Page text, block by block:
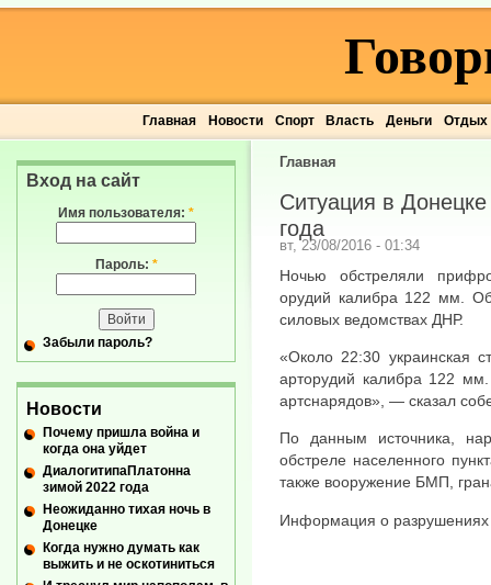
Главная Новости Спорт Власть Деньги Отдых
Главная
Ситуация в Донецке
года
вт, 23/08/2016 - 01:34
Ночью обстреляли
орудий калибра 122 мм.
силовых ведомствах ДНР.
«Около 22:30 украинская
арторудий калибра 122
артснарядов», — сказал
По данным источника,
обстреле населенного
также вооружение БМП,
Информация о разрушениях
Вход на сайт
Имя пользователя: *
Пароль: *
Забыли пароль?
Новости
Почему пришла война и
когда она уйдет
ДиалогитипаПлатонна
зимой 2022 года
Неожиданно тихая ночь в
Донецке
Когда нужно думать как
выжить и не оскотиниться